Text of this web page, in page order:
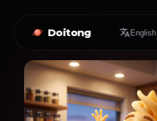
Doitong English